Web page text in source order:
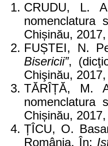
CRUDU, L.
nomenclatura
Chișinău,
FUȘTEI, N.
Bisericii”,
Chişinău,
TĂRÎȚĂ, M.
nomenclatura
Chișinău,
ȚÎCU, O.
România, În: